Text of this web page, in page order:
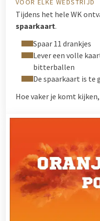
VOOR ELKE WEDSTRIJD
Tijdens het hele WK
spaarkaart.
Spaar 11 drankjes
Lever een volle
bitterballen
De spaarkaart is te
Hoe vaker je komt